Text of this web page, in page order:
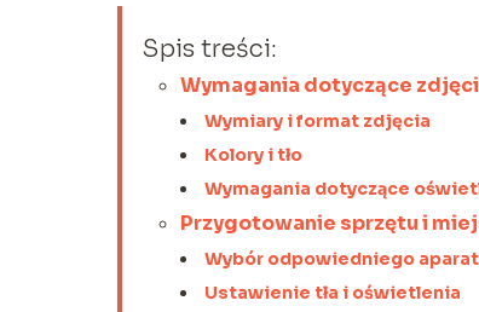
Spis treści:
Wymagania dotyczące
Wymiary i format zdjęcia
Kolory i tło
Wymagania dotyczące
Przygotowanie sprzętu i
Wybór odpowiedniego
Ustawienie tła i oświetlenia